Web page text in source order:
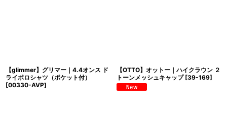
【glimmer】グリマー｜4.4オンス ド
ライポロシャツ（ポケット付）
[00330-AVP]
【OTTO】オットー｜ハイクラウン ２
トーンメッシュキャップ [39-169]